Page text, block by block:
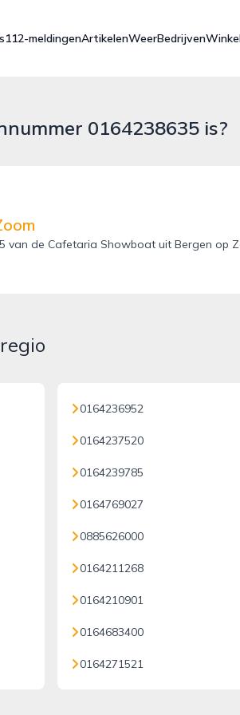
112-meldingenArtikelenWeerBedrijven
0164238635 is?
van de Cafetaria Showboat uit Bergen op
0164236952
0164237520
0164239785
0164769027
0885626000
0164211268
0164210901
0164683400
0164271521